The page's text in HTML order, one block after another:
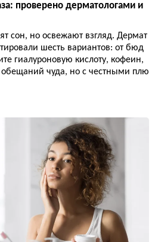
проверено дерматологами и
сон, но освежают взгляд. Дермат
шесть вариантов: от бюд
гиалуроновую кислоту, кофеин,
чуда, но с честными плю